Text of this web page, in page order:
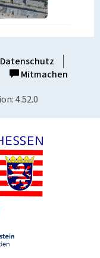
Datenschutz
Mitmachen
4.52.0